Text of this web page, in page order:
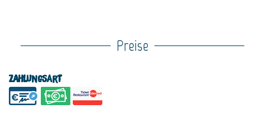
Preise
Zahlungsart